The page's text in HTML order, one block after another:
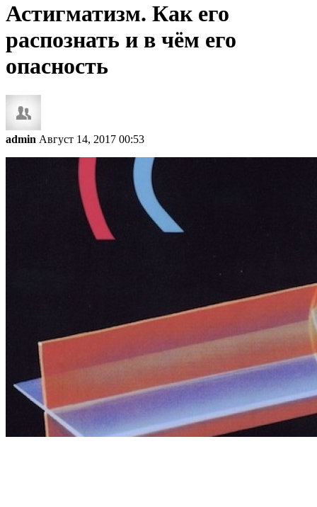
Астигматизм. Как его
распознать и в чём его
опасность
admin Август 14, 2017 00:53